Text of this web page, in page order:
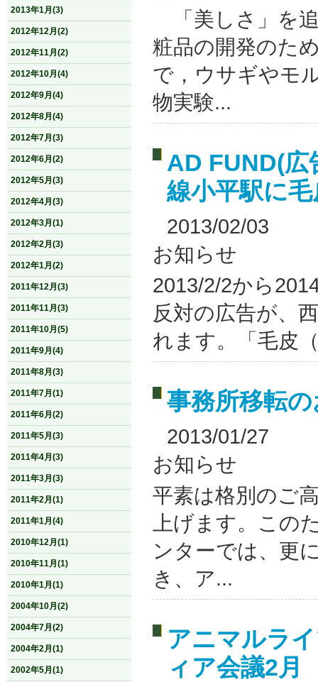
「美しさ」を
粧品の開発のた
で，ウサギやモ
物実験...
AD FUND(広
線小平駅に
2013/02/03
お知らせ
2013/2/2から
反対の広告が、
れます。「毛皮
事務所移転
2013/01/27
お知らせ
平素は格別のご
上げます。この
ンターでは、更
き、ア...
アニマルラ
ィア会議2月
2013年1月(3)
2012年12月(2)
2012年11月(2)
2012年10月(4)
2012年9月(4)
2012年8月(4)
2012年7月(3)
2012年6月(2)
2012年5月(3)
2012年4月(3)
2012年3月(1)
2012年2月(3)
2012年1月(2)
2011年12月(3)
2011年11月(3)
2011年10月(5)
2011年9月(4)
2011年8月(3)
2011年7月(1)
2011年6月(2)
2011年5月(3)
2011年4月(3)
2011年3月(3)
2011年2月(1)
2011年1月(4)
2010年12月(1)
2010年11月(1)
2010年1月(1)
2004年10月(2)
2004年7月(2)
2004年2月(1)
2002年5月(1)